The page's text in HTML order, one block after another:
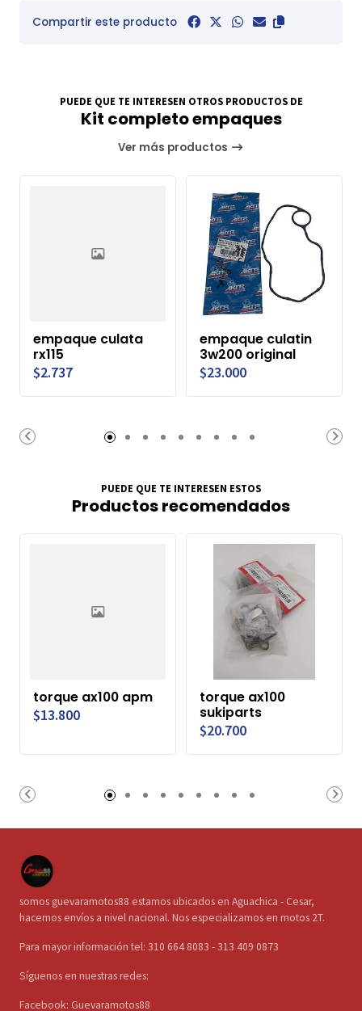
Compartir este producto
PUEDE QUE TE INTERESEN OTROS PRODUCTOS DE
Kit completo empaques
Ver más productos
empaque culata
rx115
$2.737
empaque culatin
3w200 original
$23.000
PUEDE QUE TE INTERESEN ESTOS
Productos recomendados
torque ax100 apm
$13.800
torque ax100
sukiparts
$20.700
somos guevaramotos88 estamos ubicados en Aguachica - Cesar,
hacemos envíos a nivel nacional. Nos especializamos en motos 2T.
Para mayor información tel: 310 664 8083 - 313 409 0873
Síguenos en nuestras redes:
Facebook: Guevaramotos88